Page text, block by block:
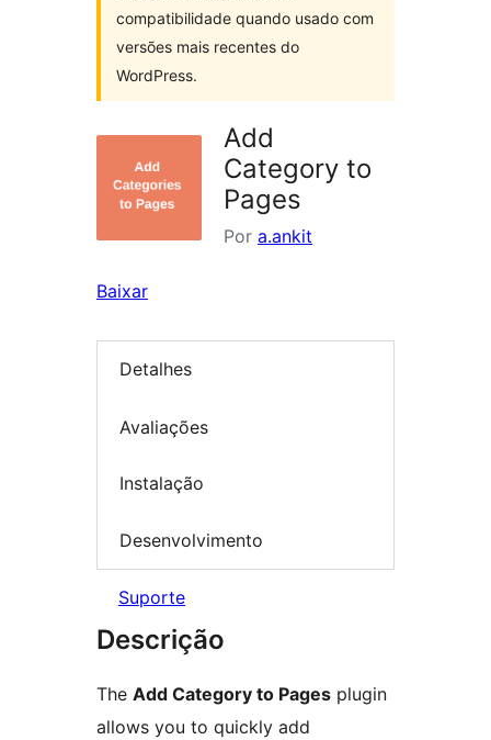
compatibilidade quando usado com
versões mais recentes do
WordPress.
Add
Category to
Pages
Por a.ankit
Baixar
Detalhes
Avaliações
Instalação
Desenvolvimento
Suporte
Descrição
The Add Category to Pages plugin
allows you to quickly add